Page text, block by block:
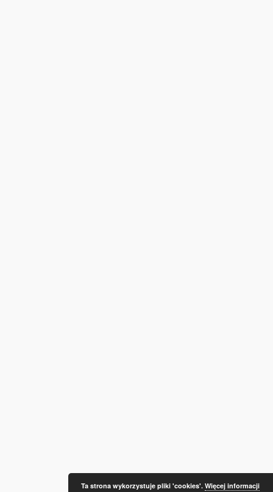
Ta strona wykorzystuje pliki 'cookies'. Więcej informacji